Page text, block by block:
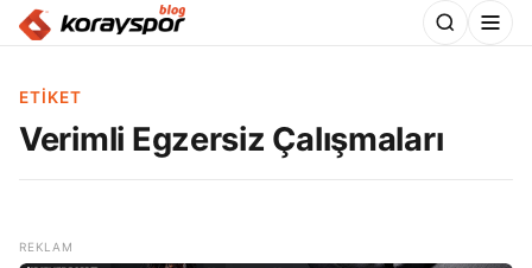
ETIKET
Verimli Egzersiz Çalışmaları